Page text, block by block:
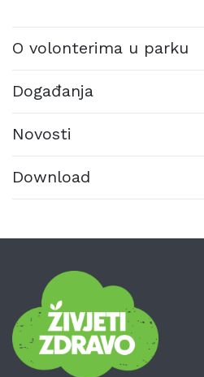
O volonterima u parku
Događanja
Novosti
Download